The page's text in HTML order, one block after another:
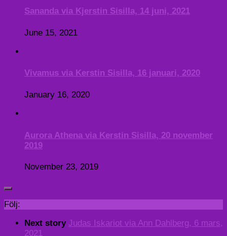
Sananda via Kjerstin Sisilla, 14 juni, 2021
June 15, 2021
Vivamus via Kerstin Sisilla, 16 januari, 2020
January 16, 2020
Aurora Athena via Kerstin Sisilla, 20 november
2019
November 23, 2019
Följ:
Next story Judas Iskariot via Ann Dahlberg, 6 mars,
2021